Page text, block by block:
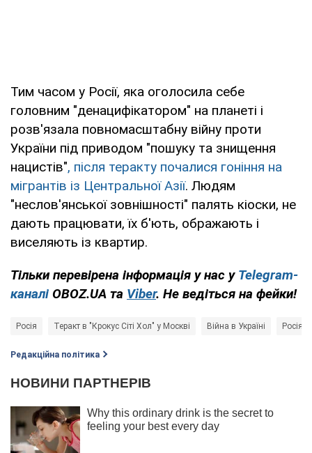
Тим часом у Росії, яка оголосила себе
головним "денацифікатором" на планеті і
розв'язала повномасштабну війну проти
України під приводом "пошуку та знищення
нацистів", після теракту почалися гоніння на
мігрантів із Центральної Азії. Людям
"неслов'янської зовнішності" палять кіоски, не
дають працювати, їх б'ють, ображають і
виселяють із квартир.
Тільки перевірена інформація у нас у Telegram-
каналі OBOZ.UA та Viber. Не ведіться на фейки!
Росія Теракт в "Крокус Сіті Хол" у Москві Війна в Україні Росія -
Редакційна політика